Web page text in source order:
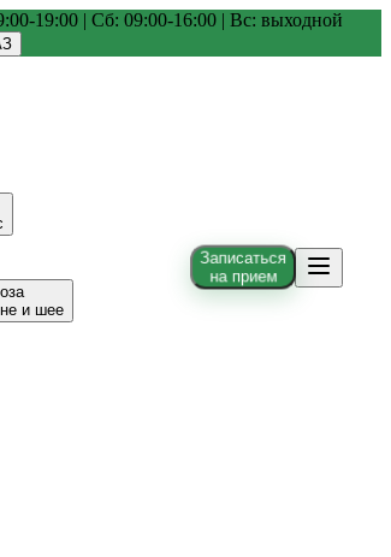
19:00 | Сб: 09:00-16:00 | Вс: выходной
и шее
Записаться
на прием